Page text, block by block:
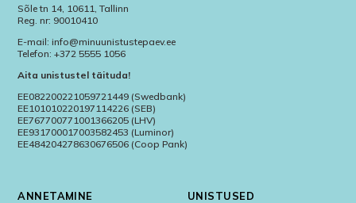
Sõle tn 14, 10611, Tallinn
Reg. nr: 90010410
E-mail: info@minuunistustepaev.ee
Telefon: +372 5555 1056
Aita unistustel täituda!
EE082200221059721449 (Swedbank)
EE101010220197114226 (SEB)
EE767700771001366205 (LHV)
EE931700017003582453 (Luminor)
EE484204278630676506 (Coop Pank)
ANNETAMINE UNISTUSED